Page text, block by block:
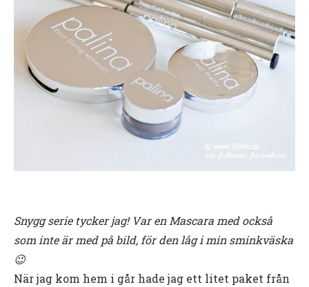
Snygg serie tycker jag! Var en Mascara med också
som inte är med på bild, för den låg i min sminkväska
😉
När jag kom hem i går hade jag ett litet paket från